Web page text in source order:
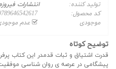
تولید کننده:
انتشارات فیروزه
کد محصول:
9789646542617
موجودی
عدم موجودی
توضیح کوتاه
قدرت اشتیاق و ثبات قدمدر این کتاب
پیشگامی در عرصه ی روان شناسی